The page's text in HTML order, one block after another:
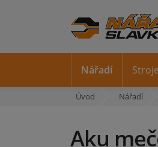
Úvod Nářadí
Aku
Nářadí Stroje